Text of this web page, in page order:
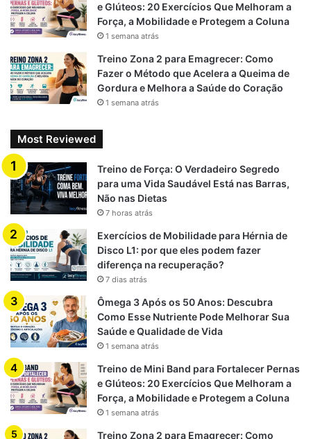
e Glúteos: 20 Exercícios Que Melhoram a
Força, a Mobilidade e Protegem a Coluna
1 semana atrás
Treino Zona 2 para Emagrecer: Como
Fazer o Método que Acelera a Queima de
Gordura e Melhora a Saúde do Coração
1 semana atrás
Most Reviewed
Treino de Força: O Verdadeiro Segredo
para uma Vida Saudável Está nas Barras,
Não nas Dietas
7 horas atrás
Exercícios de Mobilidade para Hérnia de
Disco L1: por que eles podem fazer
diferença na recuperação?
7 dias atrás
Ômega 3 Após os 50 Anos: Descubra
Como Esse Nutriente Pode Melhorar Sua
Saúde e Qualidade de Vida
1 semana atrás
Treino de Mini Band para Fortalecer Pernas
e Glúteos: 20 Exercícios Que Melhoram a
Força, a Mobilidade e Protegem a Coluna
1 semana atrás
Treino Zona 2 para Emagrecer: Como